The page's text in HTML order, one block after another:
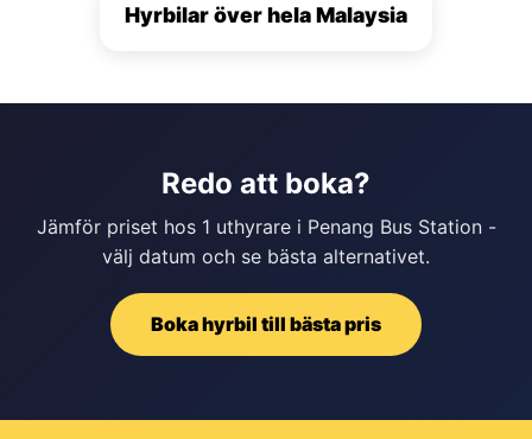
Hyrbilar över hela Malaysia
Redo att boka?
Jämför priset hos 1 uthyrare i Penang Bus Station -
välj datum och se bästa alternativet.
Boka hyrbil till bästa pris